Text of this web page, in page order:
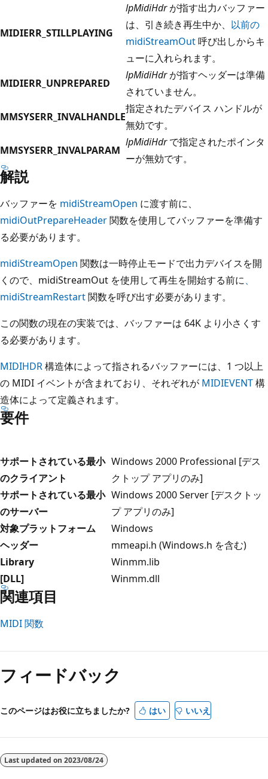
MIDIERR_STILLPLAYING
lpMidiHdrが指す出力バッファー
は、引き続き再生中か、 以前の
midiStreamOut呼び出しからキ
ューに入れられます。
MIDIERR_UNPREPARED
lpMidiHdrが指すヘッダーは準備
されていません。
MMSYSERR_INVALHANDLE
指定されたデバイス ハンドルが
無効です。
MMSYSERR_INVALPARAM
lpMidiHdrで指定されたポインタ
ーが無効です。
解説
バッファーを midiStreamOpen に渡す前に、
midiOutPrepareHeader関数を使用してバッファーを準備す
る必要があります。
midiStreamOpen 関数は一時停止モードで出力デバイスを開
くので、midiStreamOut を使用して再生を開始する前に、
midiStreamRestart関数を呼び出す必要があります。
この関数の現在の実装では、バッファーは 64K より小さくす
る必要があります。
MIDIHDR構造体によって指されるバッファーには、1 つ以上
の MIDI イベントが含まれており、それぞれが MIDIEVENT構
造体によって定義されます。
要件
サポートされている最小
のクライアント
Windows 2000 Professional [デス
クトップ アプリのみ]
サポートされている最小
のサーバー
Windows 2000 Server [デスクトッ
プ アプリのみ]
対象プラットフォーム
Windows
ヘッダー
mmeapi.h (Windows.h を含む)
Library
Winmm.lib
[DLL]
Winmm.dll
関連項目
MIDI 関数
み
取
モ
ド
が
フィードバック
このページはお役に立ちましたか? はい いいえ
Last updated on 2023/08/24